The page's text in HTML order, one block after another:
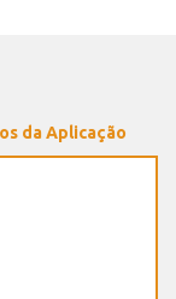
da Aplicação